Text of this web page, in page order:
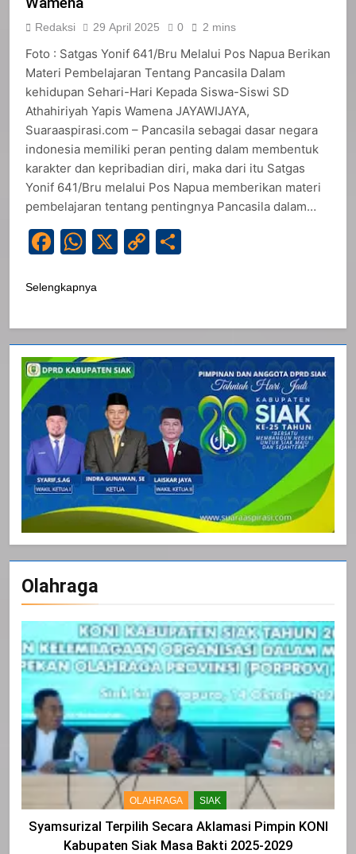
Olahraga
OLAHRAGA SIAK
Syamsurizal Terpilih Secara Aklamasi Pimpin KONI
Kabupaten Siak Masa Bakti 2025-2029
Redaksi 29 April 2025 0 2 mins
Foto : Satgas Yonif 641/Bru Melalui Pos Napua Berikan
Materi Pembelajaran Tentang Pancasila Dalam
kehidupan Sehari-Hari Kepada Siswa-Siswi SD
Athahiriyah Yapis Wamena JAYAWIJAYA,
Suaraaspirasi.com – Pancasila sebagai dasar negara
indonesia memiliki peran penting dalam membentuk
karakter dan kepribadian diri, maka dari itu Satgas
Yonif 641/Bru melalui Pos Napua memberikan materi
pembelajaran tentang pentingnya Pancasila dalam…
Facebook
WhatsApp
X
Copy
Selengkapnya